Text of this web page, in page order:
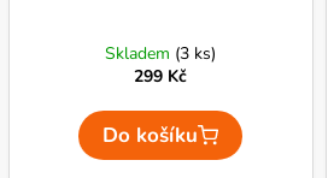
Skladem (3 ks)
299 Kč
Do košíku